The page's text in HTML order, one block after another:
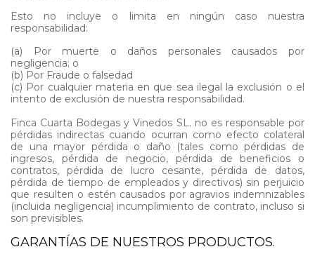
Esto no incluye o limita en ningún caso nuestra
responsabilidad:
(a) Por muerte o daños personales causados por
negligencia; o
(b) Por Fraude o falsedad
(c) Por cualquier materia en que sea ilegal la exclusión o el
intento de exclusión de nuestra responsabilidad.
Finca Cuarta Bodegas y Vinedos SL. no es responsable por
pérdidas indirectas cuando ocurran como efecto colateral
de una mayor pérdida o daño (tales como pérdidas de
ingresos, pérdida de negocio, pérdida de beneficios o
contratos, pérdida de lucro cesante, pérdida de datos,
pérdida de tiempo de empleados y directivos) sin perjuicio
que resulten o estén causados por agravios indemnizables
(incluida negligencia) incumplimiento de contrato, incluso si
son previsibles.
GARANTÍAS DE NUESTROS PRODUCTOS.